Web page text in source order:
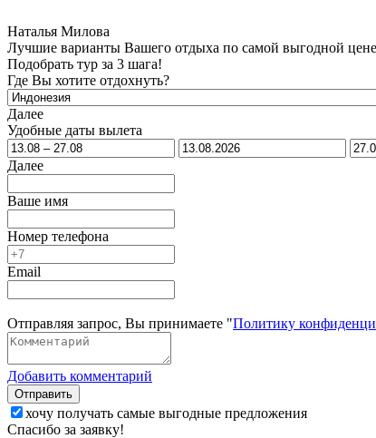
Наталья Милова
Лучшие варианты Вашего отдыха по самой выгодной
Подобрать тур за 3 шага!
Где Вы хотите отдохнуть?
Далее
Удобные даты вылета
Далее
Ваше имя
Номер телефона
Email
Отправляя запрос, Вы принимаете "Политику
Добавить комментарий
Отправить
хочу получать самые выгодные предложения
Спасибо за заявку!